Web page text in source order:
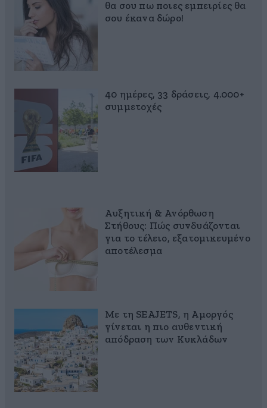
θα σου πω ποιες εμπειρίες θα
σου έκανα δώρο!
40 ημέρες, 33 δράσεις, 4.000+
συμμετοχές
Αυξητική & Ανόρθωση
Στήθους: Πώς συνδυάζονται
για το τέλειο, εξατομικευμένο
αποτέλεσμα
Με τη SEAJETS, η Αμοργός
γίνεται η πιο αυθεντική
απόδραση των Κυκλάδων